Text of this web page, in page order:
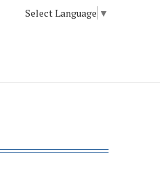
Select Language ▼